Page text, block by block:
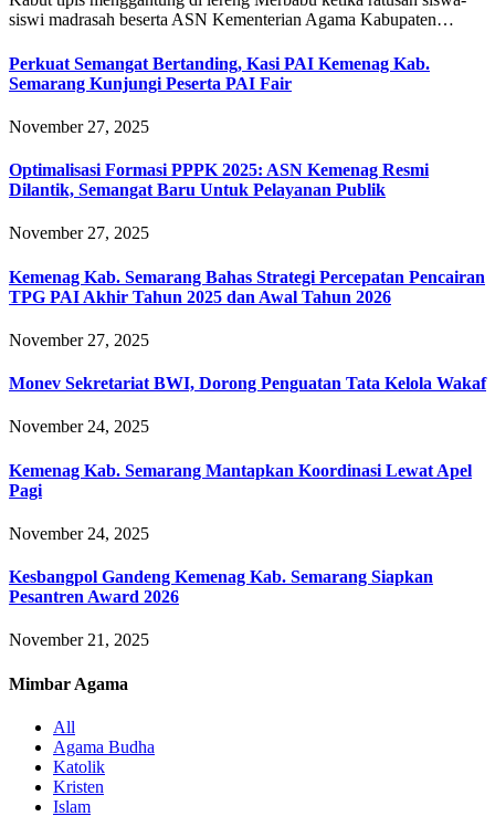
siswi madrasah beserta ASN Kementerian Agama Kabupaten…
Perkuat Semangat Bertanding, Kasi PAI Kemenag Kab.
Semarang Kunjungi Peserta PAI Fair
November 27, 2025
Optimalisasi Formasi PPPK 2025: ASN Kemenag Resmi
Dilantik, Semangat Baru Untuk Pelayanan Publik
November 27, 2025
Kemenag Kab. Semarang Bahas Strategi Percepatan Pencairan
TPG PAI Akhir Tahun 2025 dan Awal Tahun 2026
November 27, 2025
Monev Sekretariat BWI, Dorong Penguatan Tata Kelola Wakaf
November 24, 2025
Kemenag Kab. Semarang Mantapkan Koordinasi Lewat Apel
Pagi
November 24, 2025
Kesbangpol Gandeng Kemenag Kab. Semarang Siapkan
Pesantren Award 2026
November 21, 2025
Mimbar Agama
All
Agama Budha
Katolik
Kristen
Islam